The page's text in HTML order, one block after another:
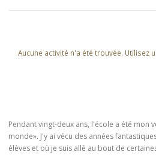
Aucune activité n'a été trouvée. Utilisez
Pendant vingt-deux ans, l'école a été mon
monde». J'y ai vécu des années
élèves et où je suis allé au bout de